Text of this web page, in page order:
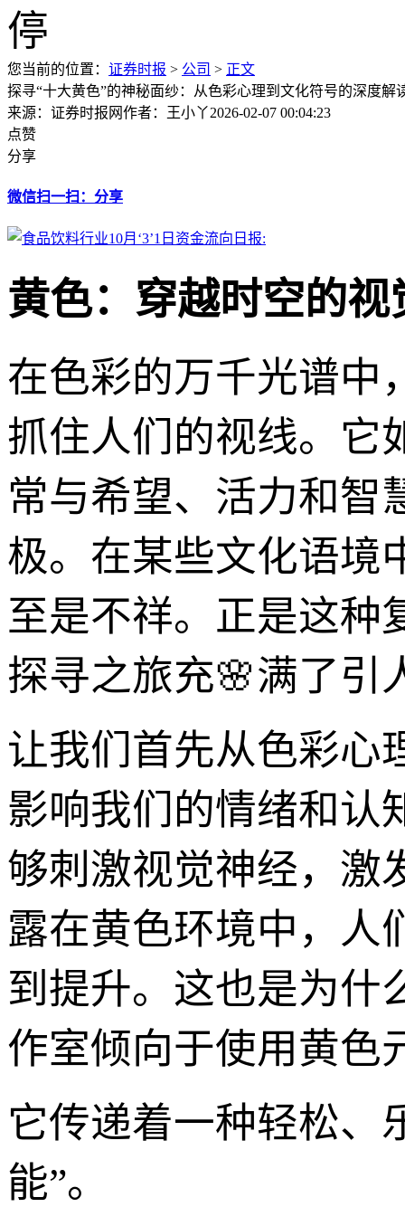
您当前的位置： 证券时报 > 公司 > 正文
探寻“十大黄色”的神秘面纱：从色彩心理到文化符号的深度解
来源：证券时报网作者：王小丫2026-02-07 00:04:23
点赞
分享
微信扫一扫：分享
黄色：穿越时空的
在色彩的万千光谱中
抓住人们的视线。它
常与希望、活力和智
极。在某些文化语境
至是不祥。正是这种
探寻之旅充🌸满了引
让我们首先从色彩心
影响我们的情绪和认
够刺激视觉神经，激
露在黄色环境中，人
到提升。这也是为什
作室倾向于使用黄色
它传递着一种轻松、
能”。